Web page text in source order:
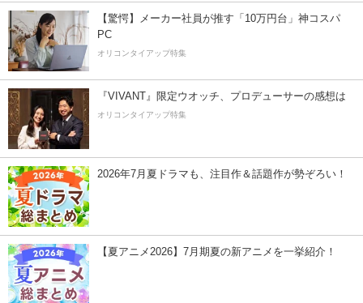
【驚愕】メーカー社員が推す「10万円台」神コスパ
PC
オリコンタイアップ特集
『VIVANT』限定ウオッチ、プロデューサーの感想は
オリコンタイアップ特集
2026年7月夏ドラマも、注目作＆話題作が勢ぞろい！
【夏アニメ2026】7月期夏の新アニメを一挙紹介！